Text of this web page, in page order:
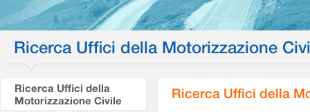
Ricerca Uffici della Motorizzazione
Ricerca Uffici della
Motorizzazione Civile
Ricerca Uffici della